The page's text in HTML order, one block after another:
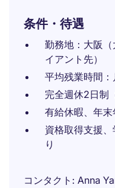
条件・待遇
勤務地：大阪
イアント先）
平均残業時間：
完全週休2日制
有給休暇、年
資格取得支援
り
コンタクト
Anna